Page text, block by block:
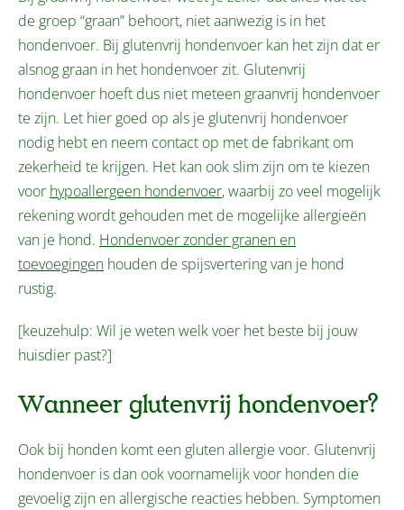
de groep “graan” behoort, niet aanwezig is in het
hondenvoer. Bij glutenvrij hondenvoer kan het zijn dat er
alsnog graan in het hondenvoer zit. Glutenvrij
hondenvoer hoeft dus niet meteen graanvrij hondenvoer
te zijn. Let hier goed op als je glutenvrij hondenvoer
nodig hebt en neem contact op met de fabrikant om
zekerheid te krijgen. Het kan ook slim zijn om te kiezen
voor hypoallergeen hondenvoer, waarbij zo veel mogelijk
rekening wordt gehouden met de mogelijke allergieën
van je hond. Hondenvoer zonder granen en
toevoegingen houden de spijsvertering van je hond
rustig.
[keuzehulp: Wil je weten welk voer het beste bij jouw
huisdier past?]
Wanneer glutenvrij hondenvoer?
Ook bij honden komt een gluten allergie voor. Glutenvrij
hondenvoer is dan ook voornamelijk voor honden die
gevoelig zijn en allergische reacties hebben. Symptomen